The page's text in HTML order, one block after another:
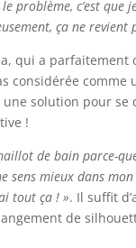
problème, c’est que
ça ne revient
qui a parfaitement
considérée comme
solution pour se
!
de bain parce-
sens mieux dans mon
tout ça ! ». Il suffit
de